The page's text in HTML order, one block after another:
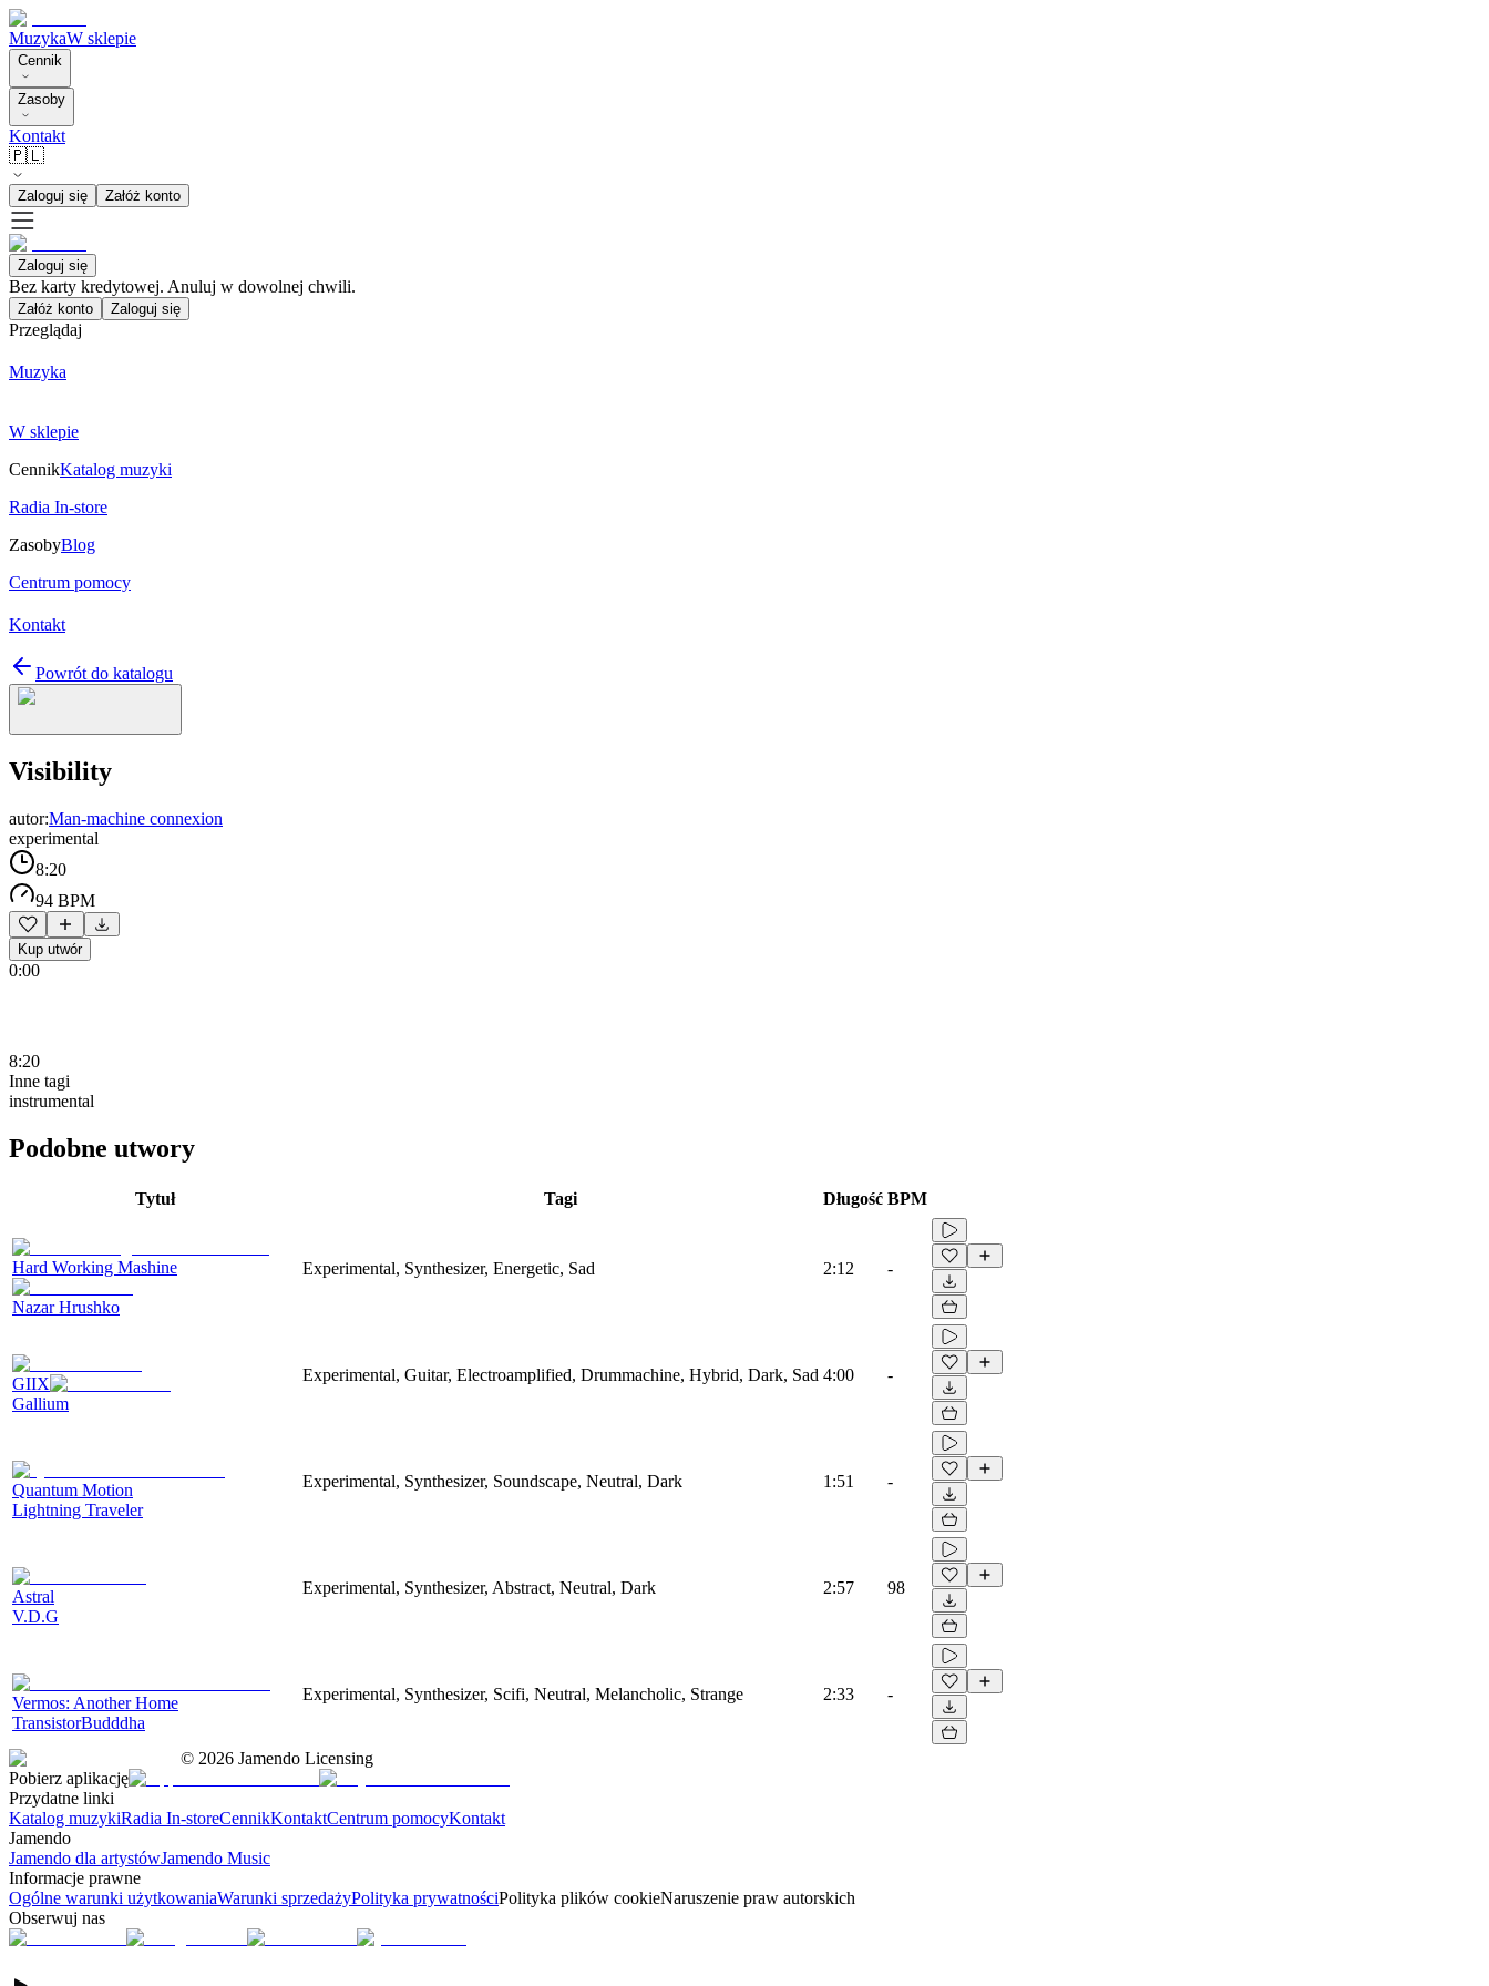
MuzykaW sklepie
Cennik
Zasoby
Kontakt
🇵🇱
Zaloguj się Załóż konto
Zaloguj się
Bez karty kredytowej. Anuluj w dowolnej chwili.
Załóż konto Zaloguj się
Przeglądaj
Muzyka
W sklepie
CennikKatalog muzyki
Radia In-store
ZasobyBlog
Centrum pomocy
Kontakt
Powrót do katalogu
Visibility
autor:Man-machine connexion
experimental
8:20
94 BPM
Kup utwór
0:00
8:20
Inne tagi
instrumental
Podobne utwory
Tytuł Tagi Długość BPM
Hard Working Mashine
Nazar Hrushko
Experimental, Synthesizer, Energetic, Sad 2:12 -
GIIX
Gallium
Experimental, Guitar, Electroamplified, Drummachine, Hybrid, Dark, Sad 4:00 -
Quantum Motion
Lightning Traveler
Experimental, Synthesizer, Soundscape, Neutral, Dark 1:51 -
Astral
V.D.G
Experimental, Synthesizer, Abstract, Neutral, Dark 2:57 98
Vermos: Another Home
TransistorBudddha
Experimental, Synthesizer, Scifi, Neutral, Melancholic, Strange 2:33 -
© 2026 Jamendo Licensing
Pobierz aplikację
Przydatne linki
Katalog muzykiRadia In-storeCennikKontaktCentrum pomocyKontakt
Jamendo
Jamendo dla artystówJamendo Music
Informacje prawne
Ogólne warunki użytkowaniaWarunki sprzedażyPolityka prywatnościPolityka plików cookieNaruszenie praw autorskich
Obserwuj nas